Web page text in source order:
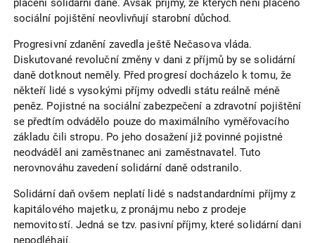
placení solidární daně. Avšak příjmy, ze kterých není placeno
sociální pojištění neovlivňují starobní důchod.
Progresivní zdanění zavedla ještě Nečasova vláda.
Diskutované revoluční změny v dani z příjmů by se solidární
daně dotknout neměly. Před progresí docházelo k tomu, že
někteří lidé s vysokými příjmy odvedli státu reálně méně
peněz. Pojistné na sociální zabezpečení a zdravotní pojištění
se předtím odvádělo pouze do maximálního vyměřovacího
základu čili stropu. Po jeho dosažení již povinné pojistné
neodváděl ani zaměstnanec ani zaměstnavatel. Tuto
nerovnováhu zavedení solidární daně odstranilo.
Solidární daň ovšem neplatí lidé s nadstandardními příjmy z
kapitálového majetku, z pronájmu nebo z prodeje
nemovitostí. Jedná se tzv. pasivní příjmy, které solidární dani
nepodléhají.